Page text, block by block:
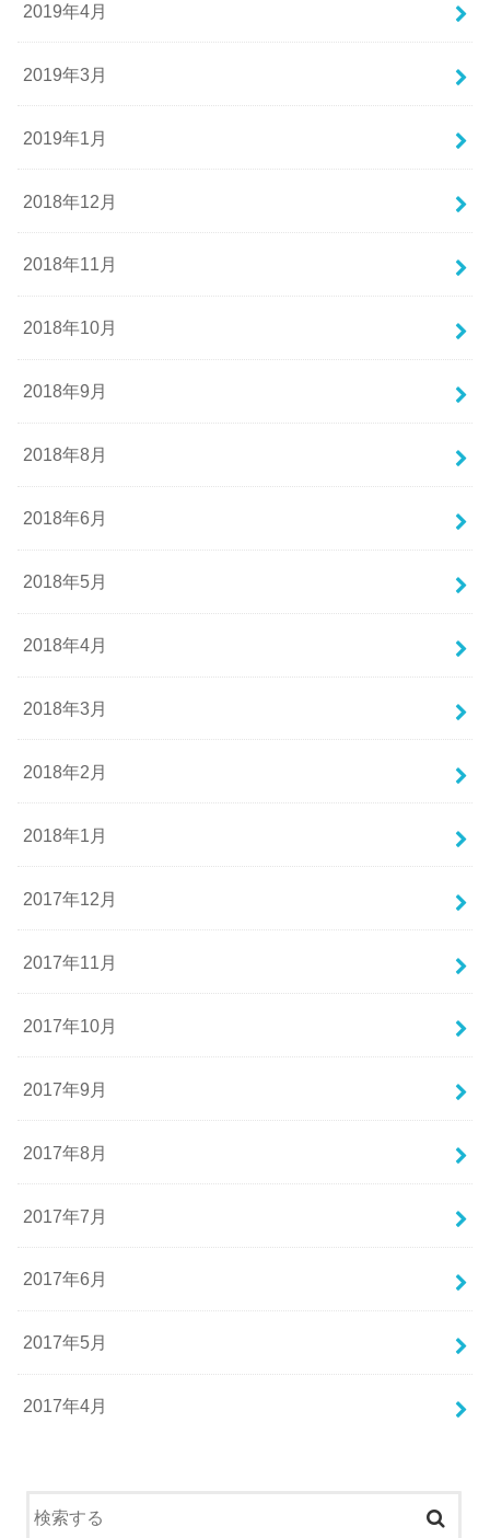
2019年4月
2019年3月
2019年1月
2018年12月
2018年11月
2018年10月
2018年9月
2018年8月
2018年6月
2018年5月
2018年4月
2018年3月
2018年2月
2018年1月
2017年12月
2017年11月
2017年10月
2017年9月
2017年8月
2017年7月
2017年6月
2017年5月
2017年4月